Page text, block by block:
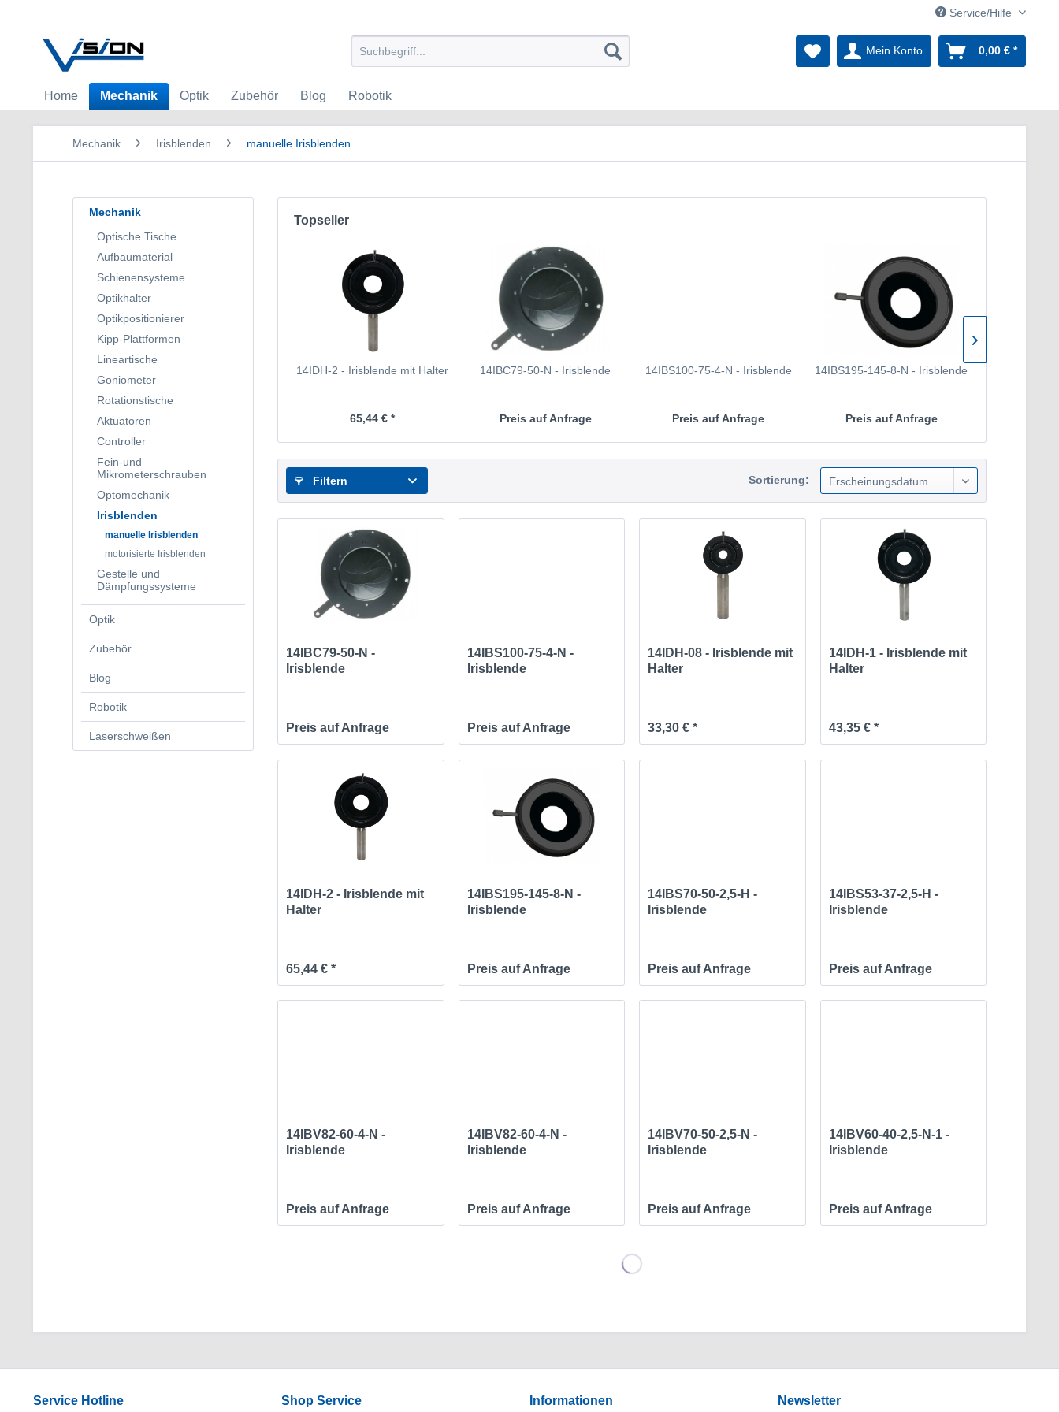
Service/Hilfe
Mein Konto 0,00 € *
Home Mechanik Optik Zubehör Blog Robotik
Mechanik Irisblenden manuelle Irisblenden
Mechanik
Optische Tische
Aufbaumaterial
Schienensysteme
Optikhalter
Optikpositionierer
Kipp-Plattformen
Lineartische
Goniometer
Rotationstische
Aktuatoren
Controller
Fein-und
Mikrometerschrauben
Optomechanik
Irisblenden
manuelle Irisblenden
motorisierte Irisblenden
Gestelle und
Dämpfungssysteme
Optik
Zubehör
Blog
Robotik
Laserschweißen
Topseller
14IDH-2 - Irisblende mit Halter
65,44 € *
14IBC79-50-N - Irisblende
Preis auf Anfrage
14IBS100-75-4-N - Irisblende
Preis auf Anfrage
14IBS195-145-8-N - Irisblende
Preis auf Anfrage
Filtern Sortierung: Erscheinungsdatum
14IBC79-50-N -
Irisblende
Preis auf Anfrage
14IBS100-75-4-N -
Irisblende
Preis auf Anfrage
14IDH-08 - Irisblende mit
Halter
33,30 € *
14IDH-1 - Irisblende mit
Halter
43,35 € *
14IDH-2 - Irisblende mit
Halter
65,44 € *
14IBS195-145-8-N -
Irisblende
Preis auf Anfrage
14IBS70-50-2,5-H -
Irisblende
Preis auf Anfrage
14IBS53-37-2,5-H -
Irisblende
Preis auf Anfrage
14IBV82-60-4-N -
Irisblende
Preis auf Anfrage
14IBV82-60-4-N -
Irisblende
Preis auf Anfrage
14IBV70-50-2,5-N -
Irisblende
Preis auf Anfrage
14IBV60-40-2,5-N-1 -
Irisblende
Preis auf Anfrage
Service Hotline Shop Service Informationen Newsletter